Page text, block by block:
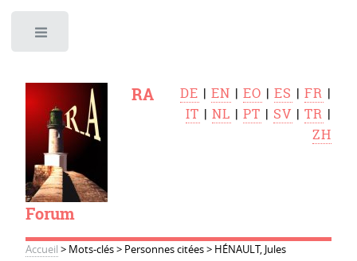
RA
Forum
DE |EN |EO |ES |FR |
IT |NL |PT | SV |TR |
ZH
Accueil > Mots-clés> Personnes citées> HÉNAULT, Jules